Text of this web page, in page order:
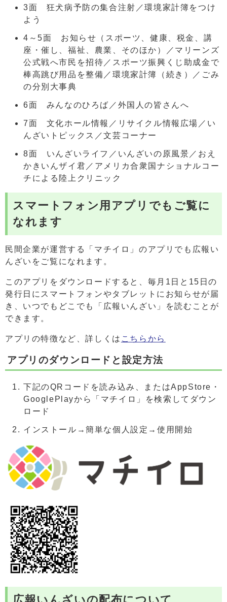
3面 狂犬病予防の集合注射／環境家計簿をつけ
よう
4～5面 お知らせ（スポーツ、健康、税金、講
座・催し、福祉、農業、そのほか）／マリーンズ
公式戦へ市民を招待／スポーツ振興くじ助成金で
棒高跳び用品を整備／環境家計簿（続き）／ごみ
の分別大事典
6面 みんなのひろば／外国人の皆さんへ
7面 文化ホール情報／リサイクル情報広場／い
んざいトピックス／文芸コーナー
8面 いんざいライフ／いんざいの原風景／おえ
かきいんザイ君／アメリカ合衆国ナショナルコー
チによる陸上クリニック
スマートフォン用アプリでもご覧に
なれます
民間企業が運営する「マチイロ」のアプリでも広報い
んざいをご覧になれます。
このアプリをダウンロードすると、毎月1日と15日の
発行日にスマートフォンやタブレットにお知らせが届
き、いつでもどこでも「広報いんざい」を読むことが
できます。
アプリの特徴など、詳しくは こちらから
アプリのダウンロードと設定方法
下記のQRコードを読み込み、またはAppStore・
GooglePlayから「マチイロ」を検索してダウン
ロード
インストール→簡単な個人設定→使用開始